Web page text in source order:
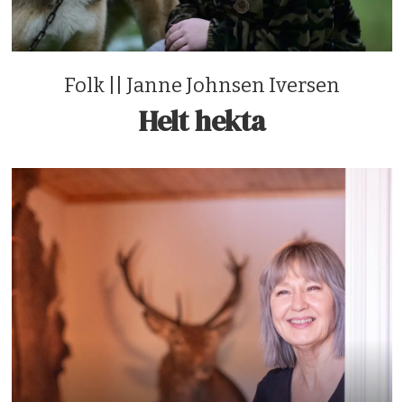
Folk || Janne Johnsen Iversen
Helt hekta